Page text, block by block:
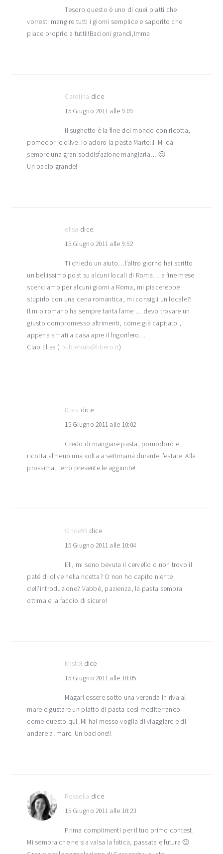
Tesoro questo è uno di quei piatti che
vorresti mangire tutti i giorni semplice e saporito che
piace proprio a tutti!!Bacioni grandi,Imma
Carolina dice
15 Giugno 2011 alle 9:09
Il sughetto è la fine del mondo con ricotta,
pomodori e olive. Io adoro la pasta Martelli. Mi dà
sempre una gran soddisfazione mangiarla… 🙂
Un bacio grande!
elisa dice
15 Giugno 2011 alle 9:52
Ti chiedo un aiuto…l’altro giorno hai scritto
un bellissimo post su alcuni locali di Roma… a fine mese
scendiamo per alcuni giorni a Roma, mi piacerebbe
stupirlo con una cena romantica, mi consigli un locale?!
Il mio romano ha sempre tanta fame … devo trovare un
giusto compromesso altrimenti, come già capitato ,
appena arriati a casa apre il frigorifero…
Ciao Elisa ( bublebub@libero.it)
Dora dice
15 Giugno 2011 alle 10:02
Credo di mangiare pasta, pomodoro e
ricotta almeno una volta a settimana durante l’estate. Alla
prossima, terrò presente le aggiunte!
Onde99 dice
15 Giugno 2011 alle 10:04
Eli, mi sono bevuta il cervello o non trovo il
paté di olive nella ricetta? O non ho capito niente
dell’introduzione? Vabbè, pazienza, la pasta sembra
ottima e la faccio di sicuro!
kristel dice
15 Giugno 2011 alle 10:05
Magari essere sotto una veranda in riva al
mare e gustare un piatto di pasta cosi mediterraneo
come questo qui. Mi hai messo voglia di viaggiare e di
andare al mare. Un bacione!!
Rossella dice
15 Giugno 2011 alle 10:23
Prima complimenti per il tuo primo contest.
Mi sembra che ne sia valsa la fatica, passata e futura 🙂